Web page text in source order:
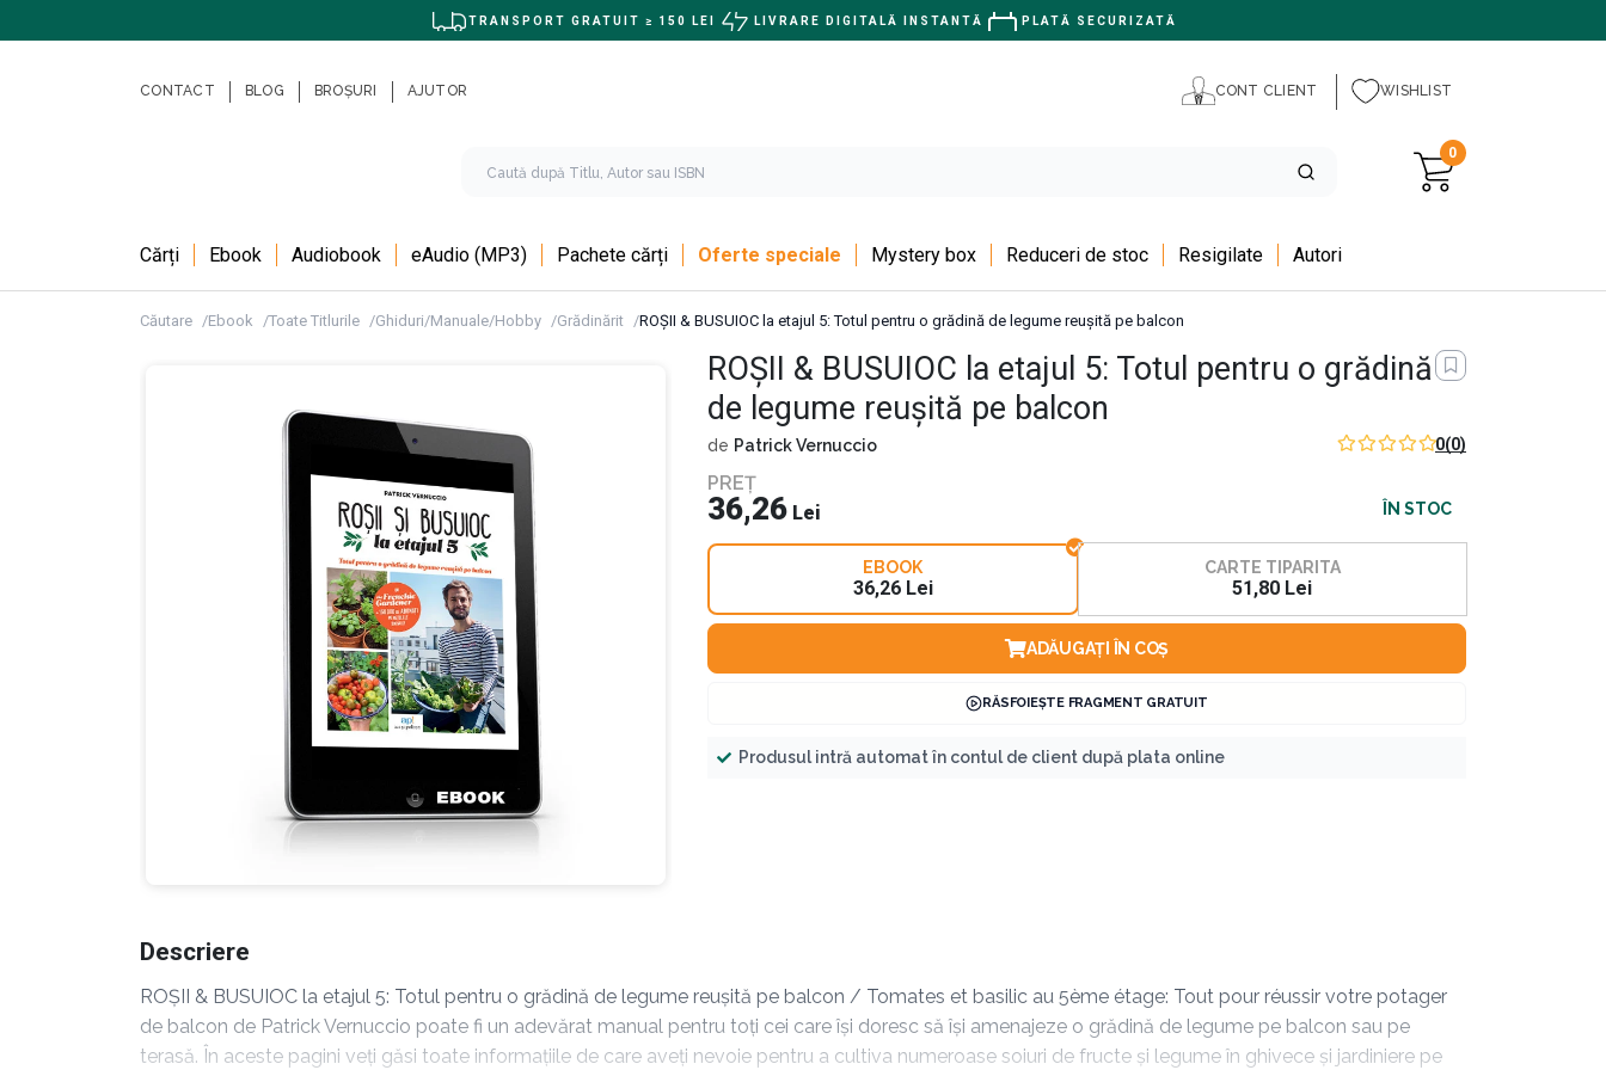
TRANSPORT GRATUIT ≥ 150 LEI LIVRARE DIGITALĂ INSTANTĂ PLATĂ SECURIZATĂ
CONTACT BLOG BROȘURI AJUTOR CONT CLIENT WISHLIST
0
Cărți Ebook Audiobook eAudio (MP3) Pachete cărți Oferte speciale Mystery box Reduceri de stoc Resigilate Autori
Căutare Ebook Toate Titlurile Ghiduri/Manuale/Hobby Grădinărit ROȘII & BUSUIOC la etajul 5: Totul pentru o grădină de legume reușită pe balcon
ROȘII & BUSUIOC la etajul 5: Totul pentru o grădină
de legume reușită pe balcon
de Patrick Vernuccio 0(0)
PREȚ
36,26 Lei ÎN STOC
EBOOK
36,26 Lei
CARTE TIPARITA
51,80 Lei
ADĂUGAȚI ÎN COȘ
RĂSFOIEȘTE FRAGMENT GRATUIT
Produsul intră automat în contul de client după plata online
Descriere
ROȘII & BUSUIOC la etajul 5: Totul pentru o grădină de legume reușită pe balcon / Tomates et basilic au 5ème étage: Tout pour réussir votre potager
de balcon de Patrick Vernuccio poate fi un adevărat manual pentru toți cei care își doresc să își amenajeze o grădină de legume pe balcon sau pe
terasă. În aceste pagini veți găsi toate informațiile de care aveți nevoie pentru a cultiva numeroase soiuri de fructe și legume în ghivece și jardiniere pe